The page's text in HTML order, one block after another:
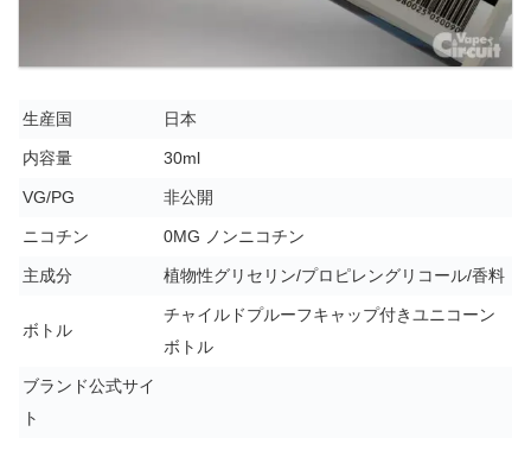
生産国 日本
内容量 30ml
VG/PG 非公開
ニコチン 0MG ノンニコチン
主成分 植物性グリセリン/プロピレングリコール/香料
ボトル
チャイルドプルーフキャップ付きユニコーン
ボトル
ブランド公式サイ
ト